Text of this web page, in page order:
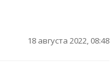
18 августа 2022, 08:48